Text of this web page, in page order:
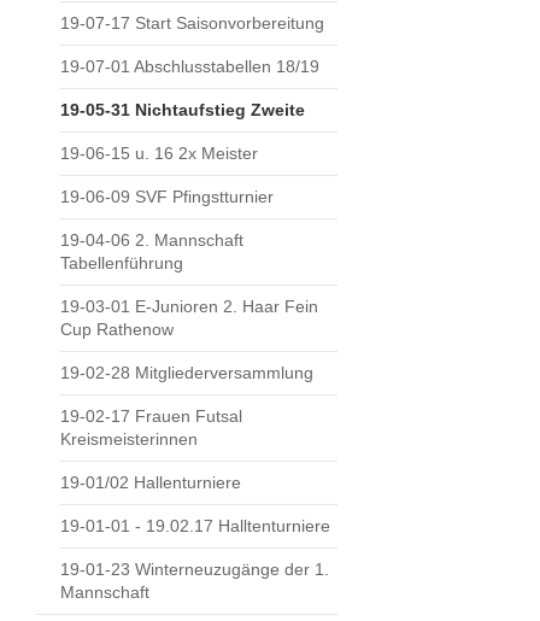
19-07-17 Start Saisonvorbereitung
19-07-01 Abschlusstabellen 18/19
19-05-31 Nichtaufstieg Zweite
19-06-15 u. 16 2x Meister
19-06-09 SVF Pfingstturnier
19-04-06 2. Mannschaft
Tabellenführung
19-03-01 E-Junioren 2. Haar Fein
Cup Rathenow
19-02-28 Mitgliederversammlung
19-02-17 Frauen Futsal
Kreismeisterinnen
19-01/02 Hallenturniere
19-01-01 - 19.02.17 Halltenturniere
19-01-23 Winterneuzugänge der 1.
Mannschaft